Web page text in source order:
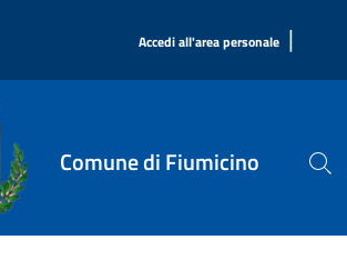
Accedi all'area personale |
Comune di Fiumicino